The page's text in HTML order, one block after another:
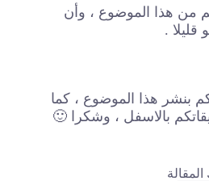
من هذا الموضوع ، وأن
قليلا .
بنشر هذا الموضوع ، كما
بالاسفل ، وشكرا 🙂